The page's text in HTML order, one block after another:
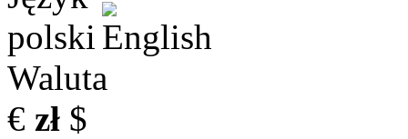
Waluta
€ zł $